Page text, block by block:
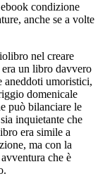
condizione
anche se a volte
nel creare
un libro davvero
aneddoti umoristici,
domenicale
può bilanciare le
inquietante che
era simile a
ma con la
che è